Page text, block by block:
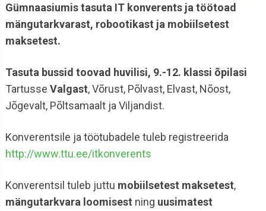
Gümnaasiumis tasuta IT konverents ja töötoad
mängutarkvarast, robootikast ja mobiilsetest
maksetest.
Tasuta bussid toovad huvilisi, 9.-12. klassi õpilasi
Tartusse Valgast, Võrust, Põlvast, Elvast, Nõost,
Jõgevalt, Põltsamaalt ja Viljandist.
Konverentsile ja töötubadele tuleb registreerida
http://www.ttu.ee/itkonverents
Konverentsil tuleb juttu mobiilsetest maksetest,
mängutarkvara loomisest ning uusimatest